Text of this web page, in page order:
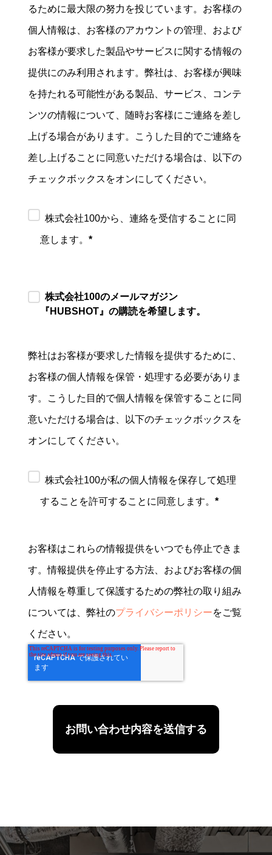
るために最大限の努力を投じています。お客様の
個人情報は、お客様のアカウントの管理、および
お客様が要求した製品やサービスに関する情報の
提供にのみ利用されます。弊社は、お客様が興味
を持たれる可能性がある製品、サービス、コンテ
ンツの情報について、随時お客様にご連絡を差し
上げる場合があります。こうした目的でご連絡を
差し上げることに同意いただける場合は、以下の
チェックボックスをオンにしてください。
株式会社100から、連絡を受信することに同
意します。*
株式会社100のメールマガジン
『HUBSHOT』の購読を希望します。
弊社はお客様が要求した情報を提供するために、
お客様の個人情報を保管・処理する必要がありま
す。こうした目的で個人情報を保管することに同
意いただける場合は、以下のチェックボックスを
オンにしてください。
株式会社100が私の個人情報を保存して処理
することを許可することに同意します。*
お客様はこれらの情報提供をいつでも停止できま
す。情報提供を停止する方法、およびお客様の個
人情報を尊重して保護するための弊社の取り組み
については、弊社のプライバシーポリシーをご覧
ください。